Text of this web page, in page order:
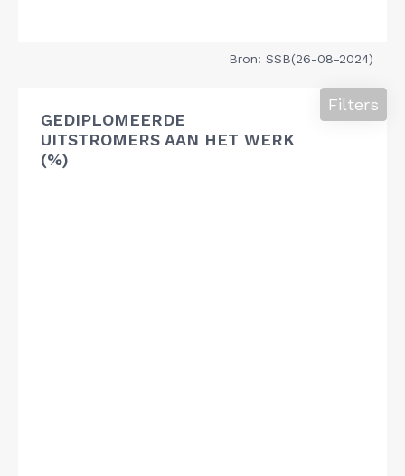
Bron: SSB(26-08-2024)
GEDIPLOMEERDE
UITSTROMERS AAN HET WERK
(%)
Filters